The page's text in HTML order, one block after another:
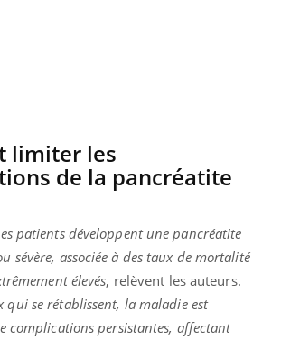
limiter les
de la pancréatite
patients développent une pancréatite
sévère, associée à des taux de mortalité
élevés, relèvent les auteurs.
qui se rétablissent, la maladie est
complications persistantes, affectant